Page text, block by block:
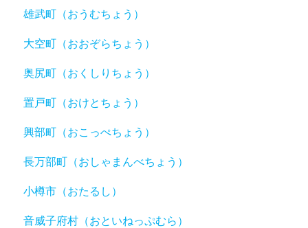
雄武町（おうむちょう）
大空町（おおぞらちょう）
奥尻町（おくしりちょう）
置戸町（おけとちょう）
興部町（おこっぺちょう）
長万部町（おしゃまんべちょう）
小樽市（おたるし）
音威子府村（おといねっぷむら）